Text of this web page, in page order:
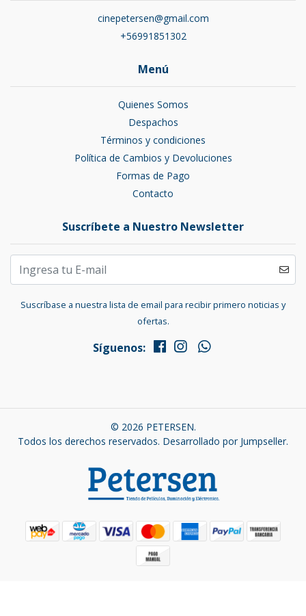
cinepetersen@gmail.com
+56991851302
Menú
Quienes Somos
Despachos
Términos y condiciones
Política de Cambios y Devoluciones
Formas de Pago
Contacto
Suscríbete a Nuestro Newsletter
Suscríbase a nuestra lista de email para recibir primero noticias y
ofertas.
Síguenos:
© 2026 PETERSEN.
Todos los derechos reservados. Desarrollado por Jumpseller.